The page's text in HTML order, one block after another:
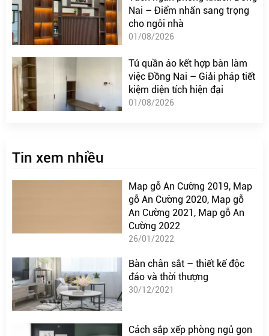
Nai – Điểm nhấn sang trọng
cho ngôi nhà
01/08/2026
Tủ quần áo kết hợp bàn làm
việc Đồng Nai – Giải pháp tiết
kiệm diện tích hiện đại
01/08/2026
Tin xem nhiều
Map gỗ An Cường 2019, Map
gỗ An Cường 2020, Map gỗ
An Cường 2021, Map gỗ An
Cường 2022
26/01/2022
Bàn chân sắt – thiết kế độc
đáo và thời thượng
30/12/2021
Cách sắp xếp phòng ngủ gọn